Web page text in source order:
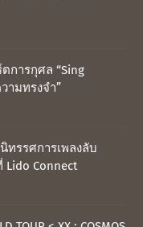
การกุศล “Sing
ามทรงจำ”
ทรรศการเพลงลับ
Connect